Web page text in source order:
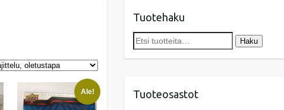
Ale!
Tuotehaku
Etsi: Haku
Tuoteosastot